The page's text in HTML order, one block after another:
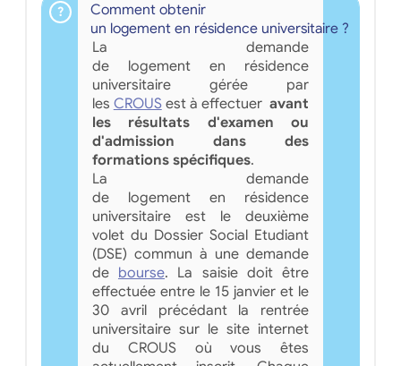
Comment obtenir
un logement en résidence universitaire ?
La demande
de logement en résidence
universitaire gérée par
les CROUSest à effectueravant
les résultats d'examen ou
d'admission dans des
formations spécifiques.
La demande
de logement en résidence
universitaire est le deuxième
volet du Dossier Social Etudiant
(DSE) commun à une demande
de bourse. La saisie doit être
effectuée entre le 15 janvier et le
30 avril précédant la rentrée
universitaire sur le site internet
du CROUS où vous êtes